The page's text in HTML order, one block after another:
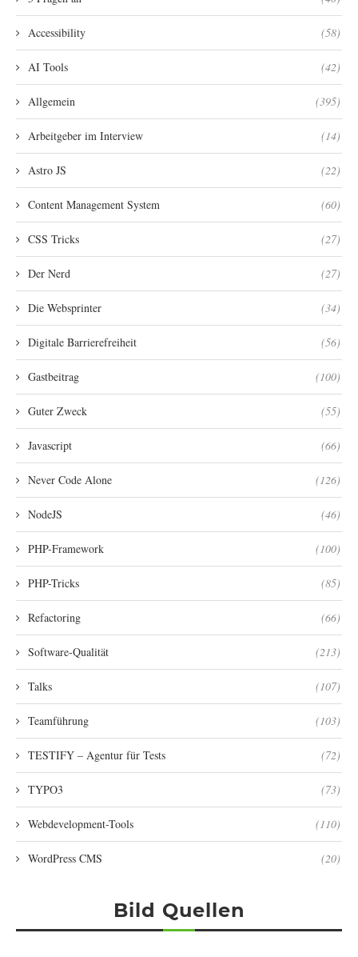
Accessibility (58)
AI Tools (42)
Allgemein (395)
Arbeitgeber im Interview (14)
Astro JS (22)
Content Management System (60)
CSS Tricks (27)
Der Nerd (27)
Die Websprinter (34)
Digitale Barrierefreiheit (56)
Gastbeitrag (100)
Guter Zweck (55)
Javascript (66)
Never Code Alone (126)
NodeJS (46)
PHP-Framework (100)
PHP-Tricks (85)
Refactoring (66)
Software-Qualität (213)
Talks (107)
Teamführung (103)
TESTIFY – Agentur für Tests (72)
TYPO3 (73)
Webdevelopment-Tools (110)
WordPress CMS (20)
Bild Quellen